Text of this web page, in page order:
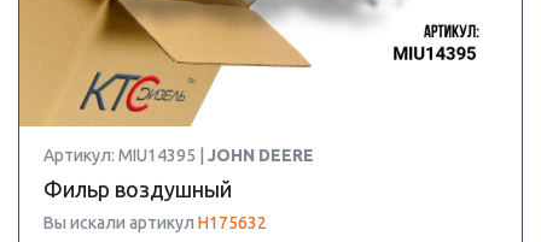
Артикул: MIU14395 | JOHN DEERE
Фильр воздушный
Вы искали артикул H175632